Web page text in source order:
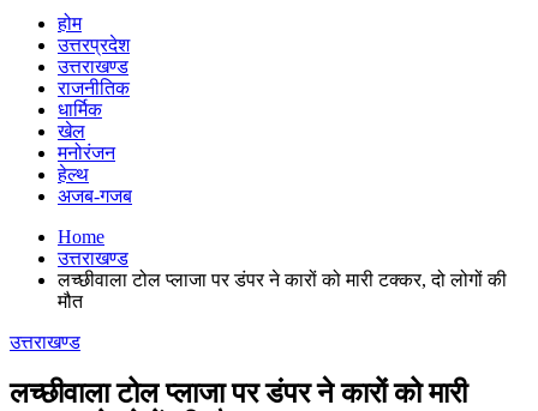
होम
उत्तरप्रदेश
उत्तराखण्ड
राजनीतिक
धार्मिक
खेल
मनोरंजन
हेल्थ
अजब-गजब
Home
उत्तराखण्ड
लच्छीवाला टोल प्लाजा पर डंपर ने कारों को मारी टक्कर, दो लोगों की
मौत
उत्तराखण्ड
लच्छीवाला टोल प्लाजा पर डंपर ने कारों को मारी